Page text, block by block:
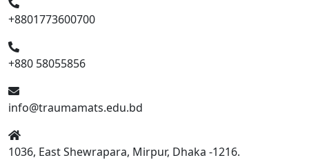
+8801773600700
+880 58055856
info@traumamats.edu.bd
1036, East Shewrapara, Mirpur, Dhaka -1216.